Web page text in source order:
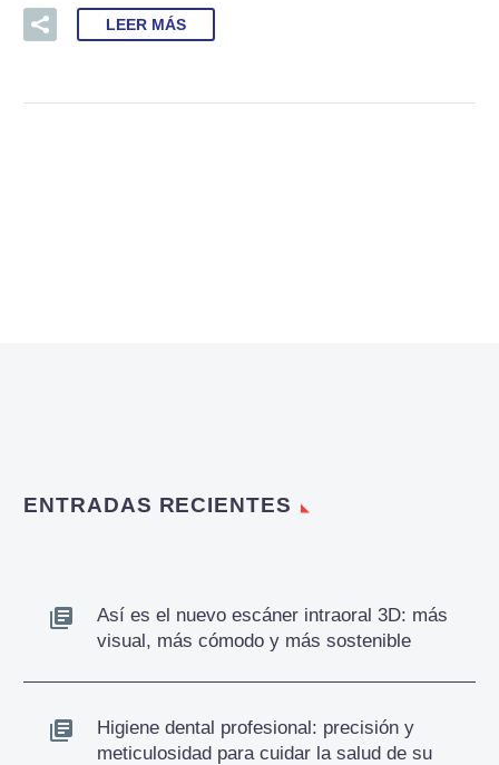
LEER MÁS
ENTRADAS RECIENTES
Así es el nuevo escáner intraoral 3D: más
visual, más cómodo y más sostenible
Higiene dental profesional: precisión y
meticulosidad para cuidar la salud de su